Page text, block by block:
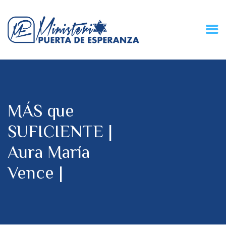
MÁS que
SUFICIENTE |
Aura María
Vence |
MPE TV
DESCUBRE
DONACIONES
PARTICIPA
REUNIONES &
CONTACTOS